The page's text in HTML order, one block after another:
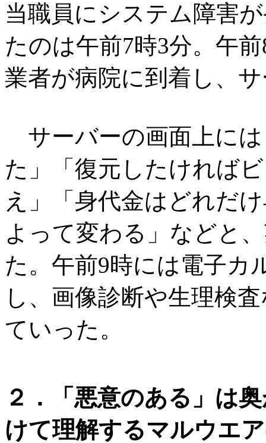
当職員にシステム障害
たのは午前7時3分。午
業者が病院に到着し、
サーバーの画面上に
た」「復元したければ
え」「身代金はどれだ
よって変わる」などと
た。午前9時には電子カ
し、画像診断や生理検
ていった。
２．「悪意のある」は
けて理解するマルウエ